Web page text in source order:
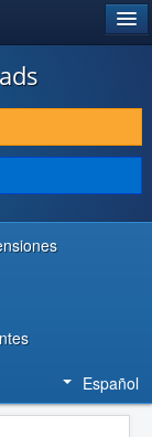
Español